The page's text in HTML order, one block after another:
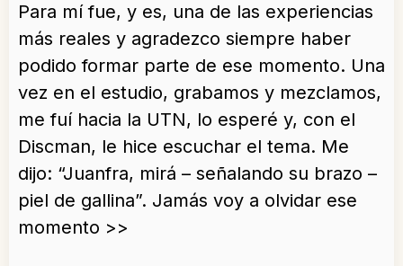
Para mí fue, y es, una de las experiencias
más reales y agradezco siempre haber
podido formar parte de ese momento. Una
vez en el estudio, grabamos y mezclamos,
me fuí hacia la UTN, lo esperé y, con el
Discman, le hice escuchar el tema. Me
dijo: “Juanfra, mirá – señalando su brazo –
piel de gallina”. Jamás voy a olvidar ese
momento >>